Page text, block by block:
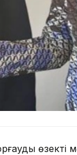
өзекті